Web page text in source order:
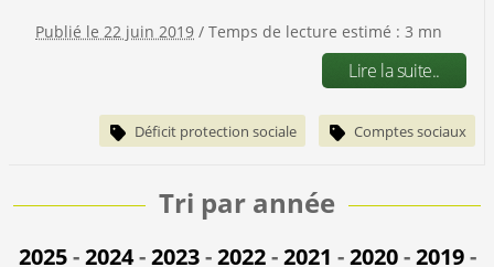
Publié le 22 juin 2019 / Temps de lecture estimé : 3 mn
Lire la suite..
Déficit protection sociale Comptes sociaux
Tri par année
2025-2024-2023-2022-2021 -2020-2019-